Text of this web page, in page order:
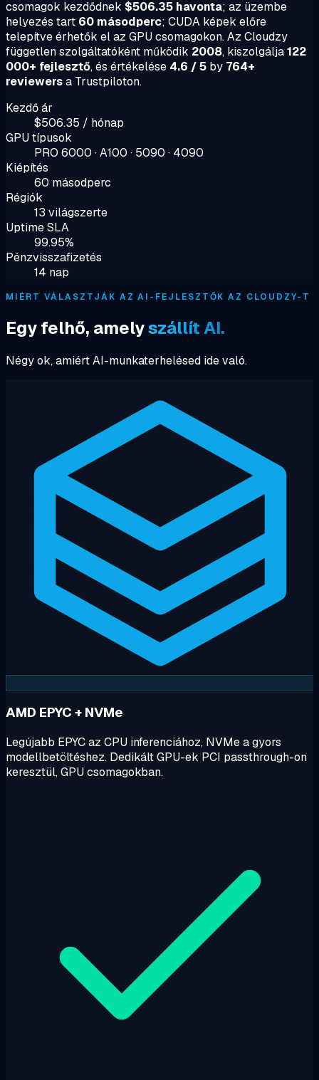
csomagok kezdődnek $506.35 havonta; az üzembe
helyezés tart 60 másodperc; CUDA képek előre
telepítve érhetők el az GPU csomagokon. Az Cloudzy
független szolgáltatóként működik 2008, kiszolgálja122
000+ fejlesztő, és értékelése 4.6 / 5 by 764+
reviewersa Trustpiloton.
Kezdő ár
$506.35 / hónap
GPU típusok
PRO 6000 · A100 · 5090 · 4090
Kiépítés
60 másodperc
Régiók
13 világszerte
Uptime SLA
99.95%
Pénzvisszafizetés
14 nap
MIÉRT VÁLASZTJÁK AZ AI-FEJLESZTŐK AZ CLOUDZY-T
Egy felhő, amelyszállít AI.
Négy ok, amiért AI-munkaterhelésed ide való.
AMD EPYC + NVMe
Legújabb EPYC az CPU inferenciához, NVMe a gyors
modellbetöltéshez. Dedikált GPU-ek PCI passthrough-on
keresztül, GPU csomagokban.